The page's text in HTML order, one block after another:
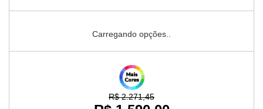
Carregando opções..
R$ 2.271,45